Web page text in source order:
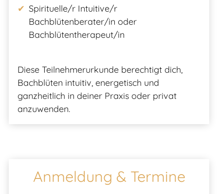
Spirituelle/r Intuitive/r
Bachblütenberater/in oder
Bachblütentherapeut/in
Diese Teilnehmerurkunde berechtigt dich,
Bachblüten intuitiv, energetisch und
ganzheitlich in deiner Praxis oder privat
anzuwenden.
Anmeldung & Termine